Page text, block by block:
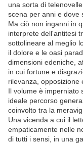
una sorta di
scena per anni e dove
Ma ciò non inganni in
interprete dell'antitesi
sottolineare al meglio
il dolore e le oasi
dimensioni edeniche,
in cui fortune e
rilevanza, opposizione
Il volume è imperniato
ideale percorso
coinvolto tra la
Una vicenda a cui il
empaticamente nelle
di tutti i sensi, in una